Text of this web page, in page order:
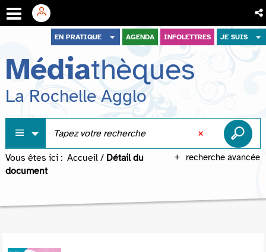
menu
contenu
recherche
EN PRATIQUE AGENDA INFOLETTRES JE SUIS
Médiathèques
La Rochelle Agglo
recherche avancée
Vous êtes ici : Accueil / Détail du
document